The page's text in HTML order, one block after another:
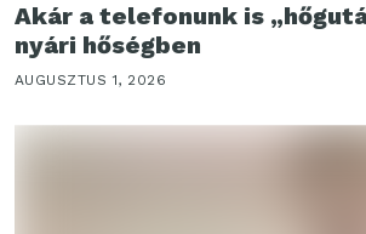
Akár a telefonunk is
nyári hőségben
AUGUSZTUS 1, 2026